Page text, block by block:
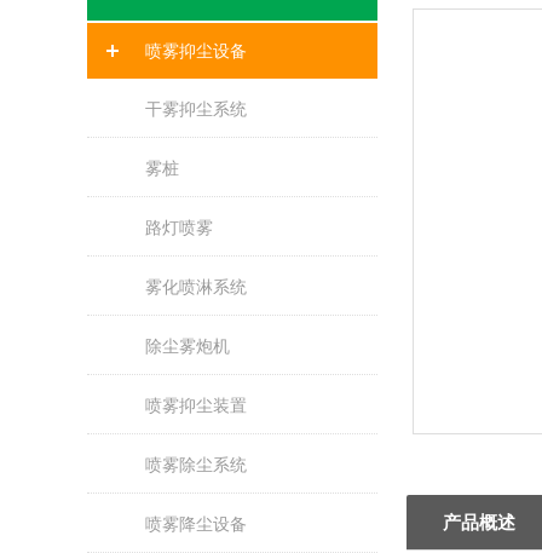
喷雾抑尘设备
干雾抑尘系统
雾桩
路灯喷雾
雾化喷淋系统
除尘雾炮机
喷雾抑尘装置
喷雾除尘系统
喷雾降尘设备 产品概述